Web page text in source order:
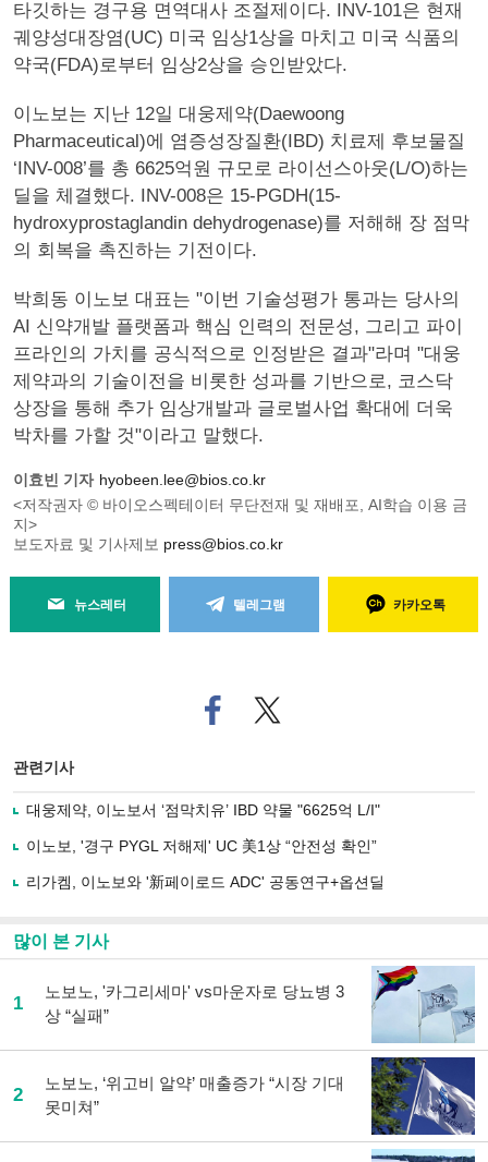
타깃하는 경구용 면역대사 조절제이다. INV-101은 현재
궤양성대장염(UC) 미국 임상1상을 마치고 미국 식품의
약국(FDA)로부터 임상2상을 승인받았다.
이노보는 지난 12일 대웅제약(Daewoong
Pharmaceutical)에 염증성장질환(IBD) 치료제 후보물질
‘INV-008’를 총 6625억원 규모로 라이선스아웃(L/O)하는
딜을 체결했다. INV-008은 15-PGDH(15-
hydroxyprostaglandin dehydrogenase)를 저해해 장 점막
의 회복을 촉진하는 기전이다.
박희동 이노보 대표는 "이번 기술성평가 통과는 당사의
AI 신약개발 플랫폼과 핵심 인력의 전문성, 그리고 파이
프라인의 가치를 공식적으로 인정받은 결과"라며 "대웅
제약과의 기술이전을 비롯한 성과를 기반으로, 코스닥
상장을 통해 추가 임상개발과 글로벌사업 확대에 더욱
박차를 가할 것"이라고 말했다.
이효빈 기자 hyobeen.lee@bios.co.kr
<저작권자 © 바이오스펙테이터 무단전재 및 재배포, AI학습 이용 금
지>
보도자료 및 기사제보 press@bios.co.kr
뉴스레터 텔레그램 카카오톡
페
이
로
기
사
유
트위
터로
관련기사
대웅제약, 이노보서 ‘점막치유’ IBD 약물 "6625억 L/I"
이노보, '경구 PYGL 저해제' UC 美1상 “안전성 확인”
리가켐, 이노보와 '新페이로드 ADC' 공동연구+옵션딜
많이 본 기사
1
노보노, '카그리세마' vs마운자로 당뇨병 3
상 “실패”
2
노보노, ‘위고비 알약’ 매출증가 “시장 기대
못미쳐”